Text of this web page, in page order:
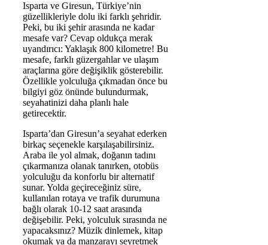
Isparta ve Giresun, Türkiye’nin
güzellikleriyle dolu iki farklı şehridir.
Peki, bu iki şehir arasında ne kadar
mesafe var? Cevap oldukça merak
uyandırıcı: Yaklaşık 800 kilometre! Bu
mesafe, farklı güzergahlar ve ulaşım
araçlarına göre değişiklik gösterebilir.
Özellikle yolculuğa çıkmadan önce bu
bilgiyi göz önünde bulundurmak,
seyahatinizi daha planlı hale
getirecektir.
Isparta’dan Giresun’a seyahat ederken
birkaç seçenekle karşılaşabilirsiniz.
Araba ile yol almak, doğanın tadını
çıkarmanıza olanak tanırken, otobüs
yolculuğu da konforlu bir alternatif
sunar. Yolda geçireceğiniz süre,
kullanılan rotaya ve trafik durumuna
bağlı olarak 10-12 saat arasında
değişebilir. Peki, yolculuk sırasında ne
yapacaksınız? Müzik dinlemek, kitap
okumak ya da manzarayı seyretmek